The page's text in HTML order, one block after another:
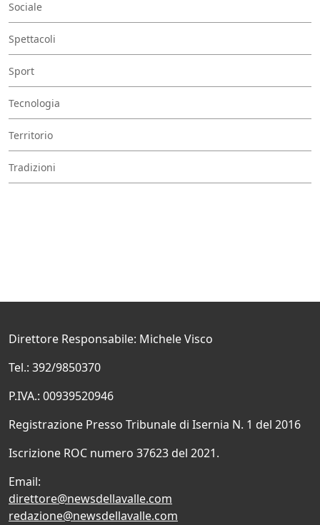
Sociale
Spettacoli
Sport
Tecnologia
Territorio
Tradizioni
Direttore Responsabile: Michele Visco
Tel.: 392/9850370
P.IVA.: 00939520946
Registrazione Presso Tribunale di Isernia N. 1 del 2016
Iscrizione ROC numero 37623 del 2021.
Email:
direttore@newsdellavalle.com
redazione@newsdellavalle.com